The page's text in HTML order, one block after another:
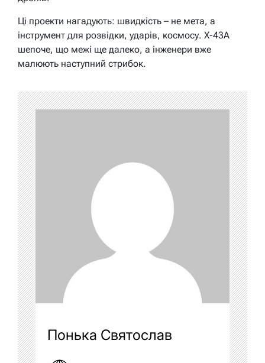
Ці проекти нагадують: швидкість – не мета, а
інструмент для розвідки, ударів, космосу. X-43A
шепоче, що межі ще далеко, а інженери вже
малюють наступний стрибок.
Понька Святослав